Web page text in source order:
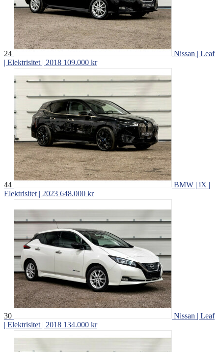
24
Nissan | Leaf
| Elektrisitet | 2018 109.000 kr
44
BMW | iX |
Elektrisitet | 2023 648.000 kr
30
Nissan | Leaf
| Elektrisitet | 2018 134.000 kr